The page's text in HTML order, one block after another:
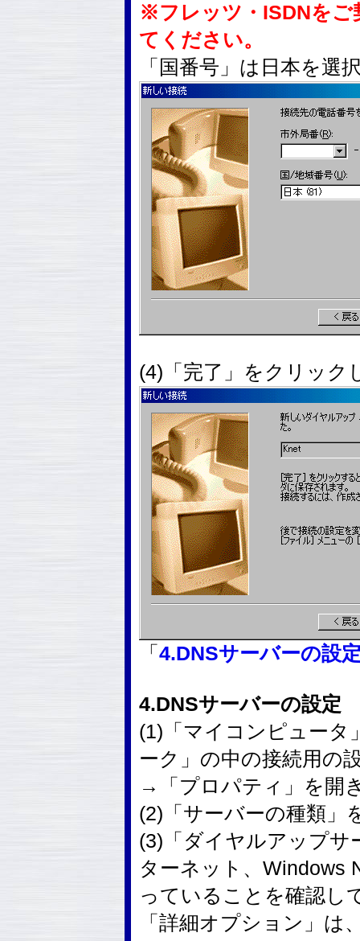
※フレッツ・ISDNをご
てください。
「国番号」は日本を選
(4)「完了」をクリック
「 4.DNSサーバーの設
4.DNSサーバーの設定
(1)「マイコンピュー
ーク」の中の接続用の
→「プロパティ」を開
(2)「サーバーの種類」
(3)「ダイヤルアップサ
ターネット、Windows
っていることを確認し
「詳細オプション」